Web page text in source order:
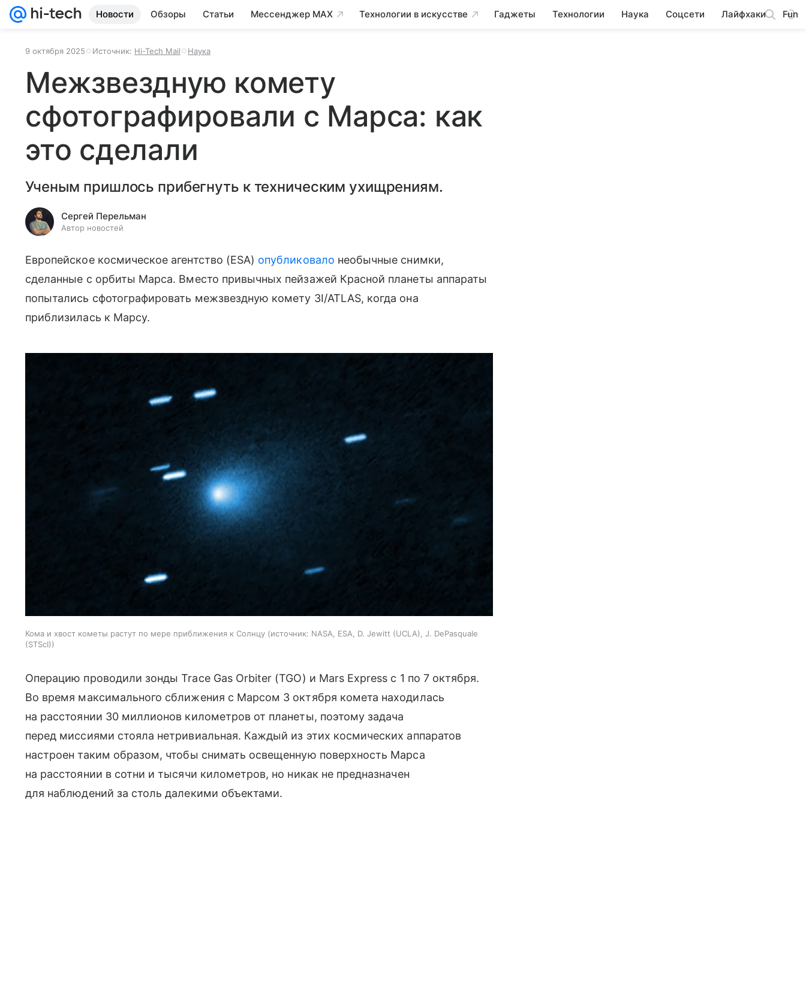
Новости Обзоры Статьи Мессенджер MAX Технологии в искусстве Гаджеты Технологии Наука Соцсети Лайфхаки Fun
9 октября 2025 Источник: Hi-Tech Mail Наука
Межзвездную комету
сфотографировали с Марса: как
это сделали
Ученым пришлось прибегнуть к техническим ухищрениям.
Сергей Перельман
Автор новостей
Европейское космическое агентство (ESA) опубликовало необычные снимки,
сделанные с орбиты Марса. Вместо привычных пейзажей Красной планеты аппараты
попытались сфотографировать межзвездную комету 3I/ATLAS, когда она
приблизилась к Марсу.
Кома и хвост кометы растут по мере приближения к Солнцу источник: NASA, ESA, D. Jewitt (UCLA), J. DePasquale
(STScI)
Операцию проводили зонды Trace Gas Orbiter (TGO) и Mars Express с 1 по 7 октября.
Во время максимального сближения с Марсом 3 октября комета находилась
на расстоянии 30 миллионов километров от планеты, поэтому задача
перед миссиями стояла нетривиальная. Каждый из этих космических аппаратов
настроен таким образом, чтобы снимать освещенную поверхность Марса
на расстоянии в сотни и тысячи километров, но никак не предназначен
для наблюдений за столь далекими объектами.